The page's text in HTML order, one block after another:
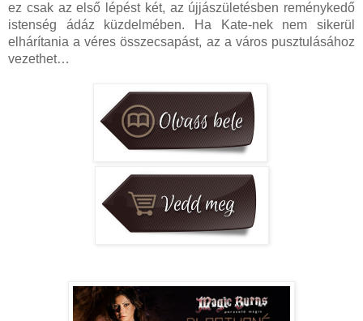
ez csak az első lépést két, az újjászületésben reménykedő
istenség ádáz küzdelmében. Ha Kate-nek nem sikerül
elhárítania a véres összecsapást, az a város pusztulásához
vezethet…